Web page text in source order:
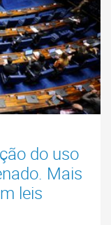
do uso
Mais
leis